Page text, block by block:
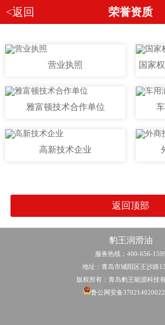
<返回 荣誉资质
营业执照 国家
雅富顿技术合作单位
高新技术企业
返回顶部
豹王润滑油
服务热线：400-656-
地址：青岛市城阳区王沙路
版权所有：青岛豹王能源科技
鲁公网安备